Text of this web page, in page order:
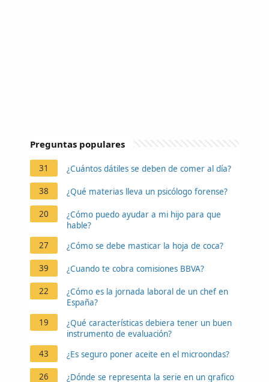
Preguntas populares
31 ¿Cuántos dátiles se deben de comer al día?
38 ¿Qué materias lleva un psicólogo forense?
20
¿Cómo puedo ayudar a mi hijo para que
hable?
27
¿Cómo se debe masticar la hoja de coca?
39 ¿Cuando te cobra comisiones BBVA?
22
¿Cómo es la jornada laboral de un chef en
España?
19
¿Qué características debiera tener un buen
instrumento de evaluación?
43
¿Es seguro poner aceite en el microondas?
26 ¿Dónde se representa la serie en un grafico